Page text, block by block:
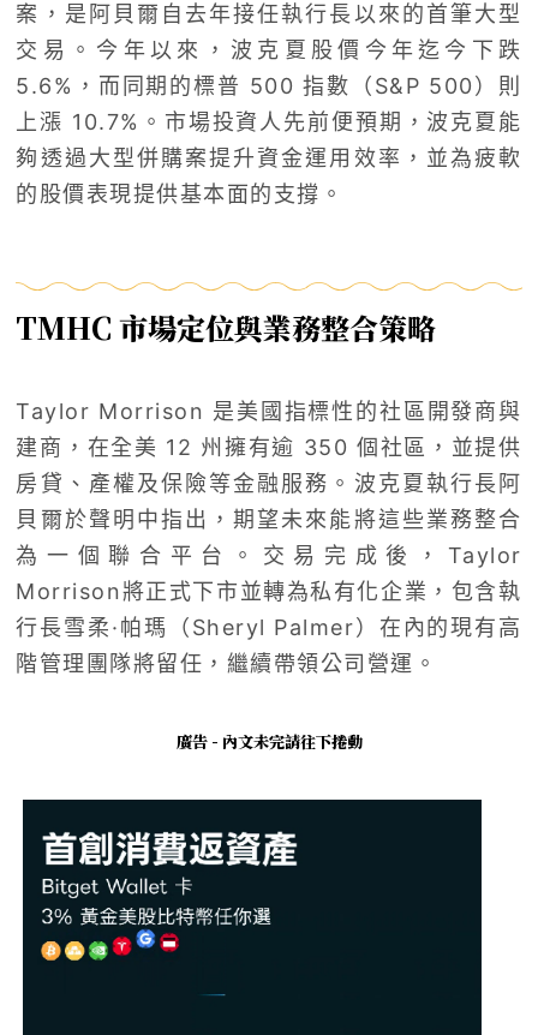
案，是阿貝爾自去年接任執行長以來的首筆大型
交易。今年以來，波克夏股價今年迄今下跌
5.6%，而同期的標普 500 指數（S&P 500）則
上漲 10.7%。市場投資人先前便預期，波克夏能
夠透過大型併購案提升資金運用效率，並為疲軟
的股價表現提供基本面的支撐。
TMHC 市場定位與業務整合策略
Taylor Morrison 是美國指標性的社區開發商與
建商，在全美 12 州擁有逾 350 個社區，並提供
房貸、產權及保險等金融服務。波克夏執行長阿
貝爾於聲明中指出，期望未來能將這些業務整合
為一個聯合平台。交易完成後，Taylor
Morrison將正式下市並轉為私有化企業，包含執
行長雪柔·帕瑪（Sheryl Palmer）在內的現有高
階管理團隊將留任，繼續帶領公司營運。
廣告 - 內文未完請往下捲動